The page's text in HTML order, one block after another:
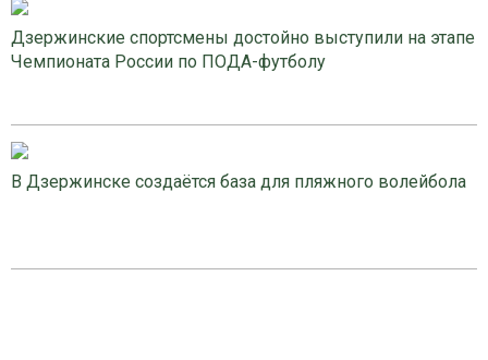
Дзержинские спортсмены достойно выступили на этапе
Чемпионата России по ПОДА-футболу
В Дзержинске создаётся база для пляжного волейбола